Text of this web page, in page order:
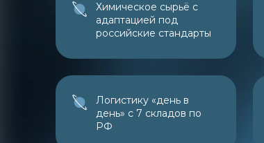
Химическое сырьё с
адаптацией под
российские стандарты
Логистику «день в
день» с 7 складов по
РФ